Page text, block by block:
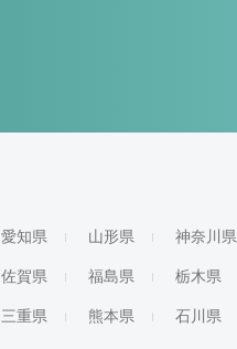
愛知県 山形県 神奈川県
佐賀県 福島県 栃木県
三重県 熊本県 石川県